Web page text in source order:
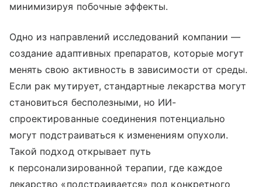
минимизируя побочные эффекты.
Одно из направлений исследований компании —
создание адаптивных препаратов, которые могут
менять свою активность в зависимости от среды.
Если рак мутирует, стандартные лекарства могут
становиться бесполезными, но ИИ-
спроектированные соединения потенциально
могут подстраиваться к изменениям опухоли.
Такой подход открывает путь
к персонализированной терапии, где каждое
лекарство «подстраивается» под конкретного